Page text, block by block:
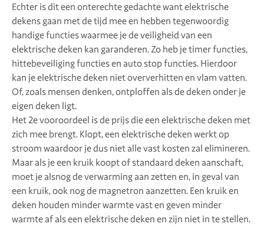
Echter is dit een onterechte gedachte want elektrische
dekens gaan met de tijd mee en hebben tegenwoordig
handige functies waarmee je de veiligheid van een
elektrische deken kan garanderen. Zo heb je timer functies,
hittebeveiliging functies en auto stop functies. Hierdoor
kan je elektrische deken niet oververhitten en vlam vatten.
Of, zoals mensen denken, ontploffen als de deken onder je
eigen deken ligt.
Het 2e vooroordeel is de prijs die een elektrische deken met
zich mee brengt. Klopt, een elektrische deken werkt op
stroom waardoor je dus niet alle vast kosten zal elimineren.
Maar als je een kruik koopt of standaard deken aanschaft,
moet je alsnog de verwarming aan zetten en, in geval van
een kruik, ook nog de magnetron aanzetten. Een kruik en
deken houden minder warmte vast en geven minder
warmte af als een elektrische deken en zijn niet in te stellen.